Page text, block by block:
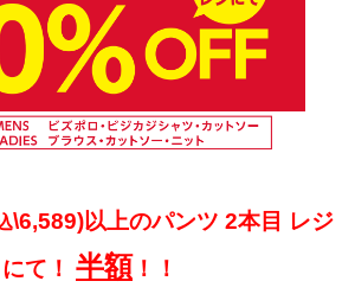
\6,589)以上のパンツ 2本目 レジ
にて！ 半額 ！！